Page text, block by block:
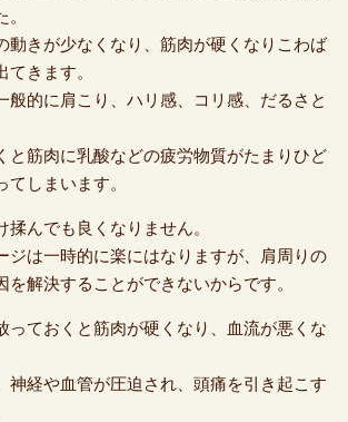
動きが少なくなり、筋肉が硬くなりこわば
てきます。
般的に肩こり、ハリ感、コリ感、だるさと
と筋肉に乳酸などの疲労物質がたまりひど
しまいます。
揉んでも良くなりません。
ジは一時的に楽にはなりますが、肩周りの
を解決することができないからです。
っておくと筋肉が硬くなり、血流が悪くな
神経や血管が圧迫され、頭痛を引き起こす